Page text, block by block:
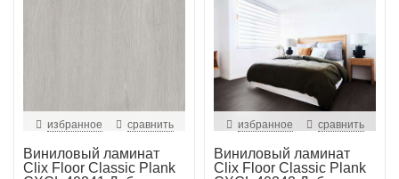
избранное сравнить
Виниловый ламинат
Clix Floor Classic Plank
избранное сравнить
Виниловый ламинат
Clix Floor Classic Plank